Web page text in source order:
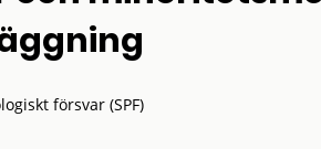
försvar (SPF)